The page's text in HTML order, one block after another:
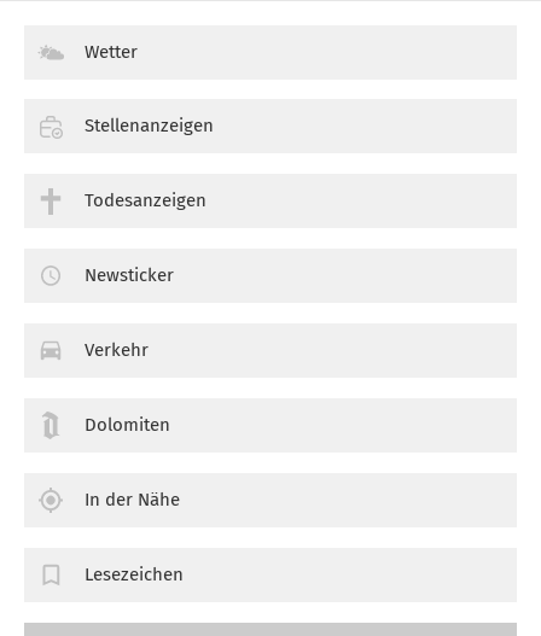
Wetter
Stellenanzeigen
Todesanzeigen
Newsticker
Verkehr
Dolomiten
In der Nähe
Lesezeichen